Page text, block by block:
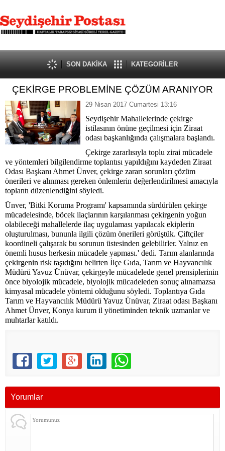
SON DAKİKA KATEGORİLER
ÇEKİRGE PROBLEMİNE ÇÖZÜM ARANIYOR
29 Nisan 2017 Cumartesi 13:16
Seydişehir Mahallelerinde çekirge
istilasının önüne geçilmesi için Ziraat
odası başkanlığında çalışmalara başlandı.
Çekirge zararlısıyla toplu zirai mücadele
ve yöntemleri bilgilendirme toplantısı yapıldığını kaydeden Ziraat
Odası Başkanı Ahmet Ünver, çekirge zararı sorunları çözüm
önerileri ve alınması gereken önlemlerin değerlendirilmesi amacıyla
toplantı düzenlendiğini söyledi.
Ünver, 'Bitki Koruma Programı' kapsamında sürdürülen çekirge
mücadelesinde, böcek ilaçlarının karşılanması çekirgenin yoğun
olabileceği mahallelerde ilaç uygulaması yapılacak ekiplerin
oluşturulması, bununla ilgili çözüm önerileri görüştük. Çiftçiler
koordineli çalışarak bu sorunun üstesinden gelebilirler. Yalnız en
önemli husus herkesin mücadele yapması.' dedi. Tarım alanlarında
çekirgenin risk taşıdığını belirten İlçe Gıda, Tarım ve Hayvancılık
Müdürü Yavuz Ünüvar, çekirgeyle mücadelede genel prensiplerinin
önce biyolojik mücadele, biyolojik mücadeleden sonuç alınamazsa
kimyasal mücadele yöntemi olduğunu söyledi. Toplantıya Gıda
Tarım ve Hayvancılık Müdürü Yavuz Ünüvar, Ziraat odası Başkanı
Ahmet Ünver, Konya kurum il yönetiminden teknik uzmanlar ve
muhtarlar katıldı.
Yorumlar